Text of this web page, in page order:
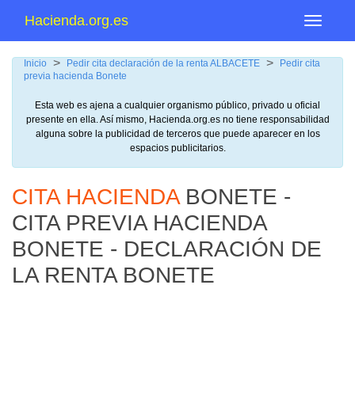
Menu
Hacienda.org.es
Inicio > Pedir cita declaración de la renta ALBACETE >
Pedir cita
previa hacienda Bonete
Esta web es ajena a cualquier organismo público, privado u oficial
presente en ella. Así mismo, Hacienda.org.es no tiene responsabilidad
alguna sobre la publicidad de terceros que puede aparecer en los
espacios publicitarios.
CITA HACIENDA BONETE -
CITA PREVIA HACIENDA
BONETE - DECLARACIÓN DE
LA RENTA BONETE